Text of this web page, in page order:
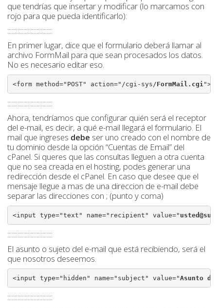
que tendrías que insertar y modificar (lo marcamos con
rojo para que pueda identificarlo):
:::::::::::::::::::::::::::::::
En primer lugar, dice que el formulario deberá llamar al
archivo FormMail para que sean procesados los datos.
No es necesario editar eso.
<form method="POST" action="/cgi-sys/FormMail.cgi ">
:::::::::::::::::::::::::::::::
Ahora, tendríamos que configurar quién será el receptor
del e-mail, es decir, a qué e-mail llegará el formulario. El
mail que ingreses debe ser uno creado con el nombre de
tu dominio desde la opción “Cuentas de Email” del
cPanel. Si queres que las consultas lleguen a otra cuenta
que no sea creada en el hosting, podes generar una
redirección desde el cPanel. En caso que desee que el
mensaje llegue a mas de una direccion de e-mail debe
separar las direcciones con ; (punto y coma)
<input type="text" name="recipient" value="
:::::::::::::::::::::::::::::::
El asunto o sujeto del e-mail que está recibiendo, será el
que nosotros deseemos.
<input type="hidden" name="subject" value="Asunto
:::::::::::::::::::::::::::::::